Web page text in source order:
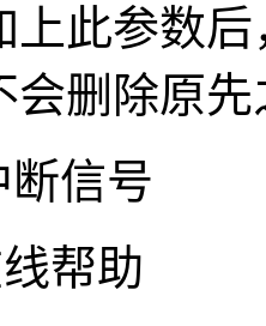
上此参数
会删除原
信号
帮助